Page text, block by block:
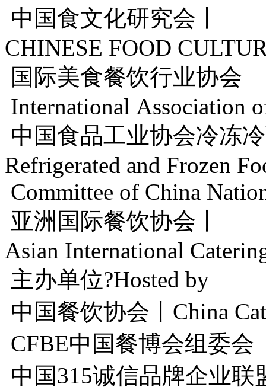
中国食文化研究会丨
CHINESE FOOD
国际美食餐饮行业协会
International Association
中国食品工业协会冷冻
Refrigerated and Frozen
Committee of China
亚洲国际餐饮协会丨
Asian International
主办单位?Hosted by
中国餐饮协会丨China
CFBE中国餐博会组委会
中国315诚信品牌企业